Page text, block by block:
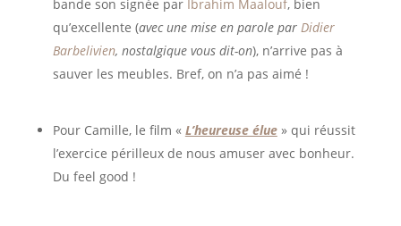
bande son signée par Ibrahim Maalouf, bien
qu’excellente (avec une mise en parole par Didier
Barbelivien, nostalgique vous dit-on), n’arrive pas à
sauver les meubles. Bref, on n’a pas aimé !
Pour Camille, le film « L’heureuse élue» qui réussit
l’exercice périlleux de nous amuser avec bonheur.
Du feel good !